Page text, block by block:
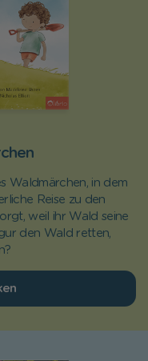
Waldmärchen, in dem
Reise zu den
weil ihr Wald seine
den Wald retten,